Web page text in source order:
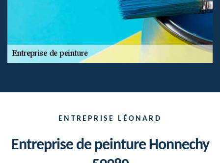
ENTREPRISE LÉONARD
Entreprise de peinture Honnechy